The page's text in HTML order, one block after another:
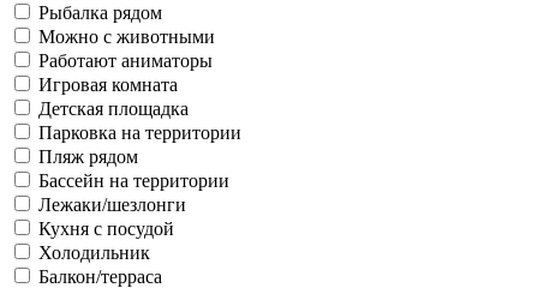
Рыбалка рядом
Можно с животными
Работают аниматоры
Игровая комната
Детская площадка
Парковка на территории
Пляж рядом
Бассейн на территории
Лежаки/шезлонги
Кухня с посудой
Холодильник
Балкон/терраса